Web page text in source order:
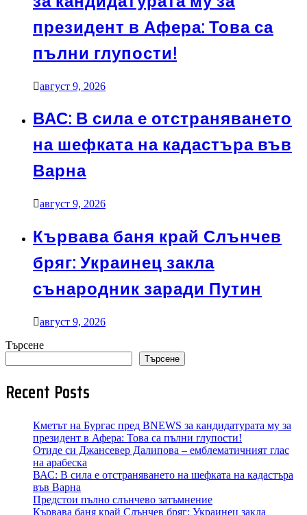
президент в Афера: Това са
пълни глупости!
август 9, 2026
ВАС: В сила е отстраняването
на шефката на кадастъра във
Варна
август 9, 2026
Кървава баня край Слънчев
бряг: Украинец закла
сънародник заради Путин
август 9, 2026
Търсене
Търсене
Recent Posts
Кметът на Бургас пред BNEWS за кандидатурата му за
президент в Афера: Това са пълни глупости!
Отиде си Джансевер Далипова – емблематичният глас
на арабеска
ВАС: В сила е отстраняването на шефката на кадастъра
във Варна
Предстои пълно слънчево затъмнение
Кървава баня край Слънчев бряг: Украинец закла